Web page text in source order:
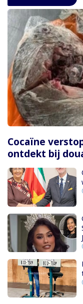
Cocaïne
ontdekt bij